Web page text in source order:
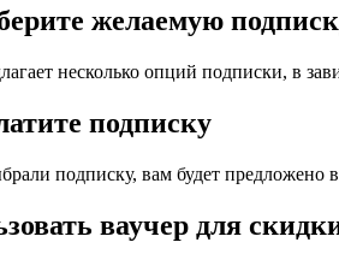
желаемую
несколько опций подписки, в
подписку
подписку, вам будет
ваучер для